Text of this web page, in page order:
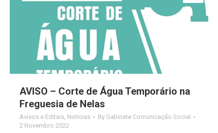
AVISO – Corte de Água Temporário na
Freguesia de Nelas
Avisos e Editais Notícias By Gabinete Comunicação Social
2 Novembro 2022